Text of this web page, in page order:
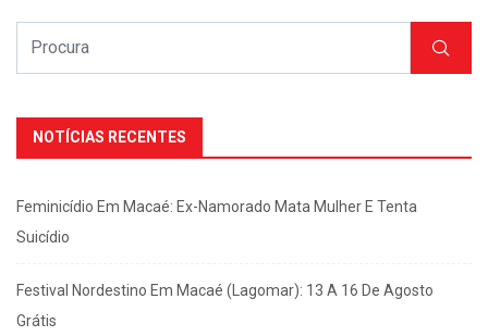
NOTÍCIAS RECENTES
Feminicídio Em Macaé: Ex-Namorado Mata Mulher E Tenta
Suicídio
Festival Nordestino Em Macaé (Lagomar): 13 A 16 De Agosto
Grátis